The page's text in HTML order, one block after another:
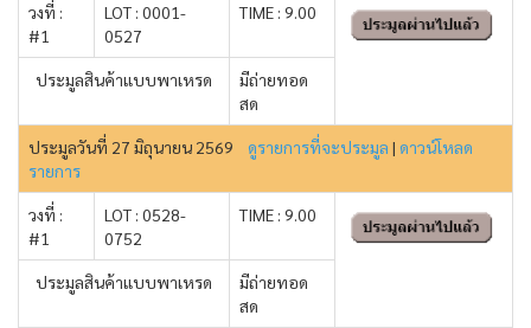
วงที่ :
#1
LOT : 0001-
0527
TIME : 9.00
ประมูลสินค้าแบบพาเหรด
มีถ่ายทอด
สด
ประมูลวันที่ 27 มิถุนายน 2569 ดูรายการที่จะประมูล | ดาวน์โหลด
รายการ
วงที่ :
#1
LOT : 0528-
0752
TIME : 9.00
ประมูลสินค้าแบบพาเหรด
มีถ่ายทอด
สด